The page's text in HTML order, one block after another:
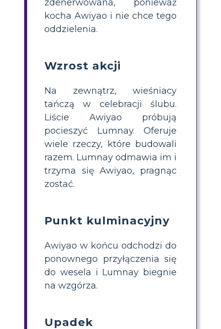
zdenerwowana, ponieważ
kocha Awiyao i nie chce tego
oddzielenia.
Wzrost akcji
Na zewnątrz, wieśniacy
tańczą w celebracji ślubu.
Liście Awiyao próbują
pocieszyć Lumnay. Oferuje
wiele rzeczy, które budowali
razem. Lumnay odmawia im i
trzyma się Awiyao, pragnąc
zostać.
Punkt kulminacyjny
Awiyao w końcu odchodzi do
ponownego przyłączenia się
do wesela i Lumnay biegnie
na wzgórza.
Upadek